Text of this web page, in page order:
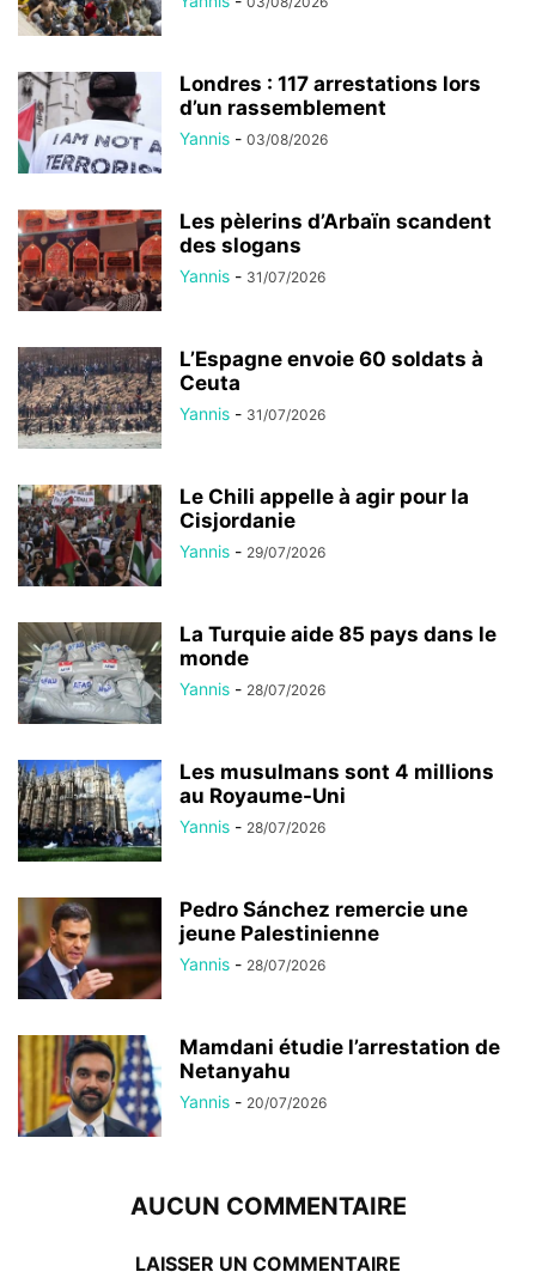
Londres : 117 arrestations lors
d’un rassemblement
Yannis - 03/08/2026
Les pèlerins d’Arbaïn scandent
des slogans
Yannis - 31/07/2026
L’Espagne envoie 60 soldats à
Ceuta
Yannis - 31/07/2026
Le Chili appelle à agir pour la
Cisjordanie
Yannis - 29/07/2026
La Turquie aide 85 pays dans le
monde
Yannis - 28/07/2026
Les musulmans sont 4 millions
au Royaume-Uni
Yannis - 28/07/2026
Pedro Sánchez remercie une
jeune Palestinienne
Yannis - 28/07/2026
Mamdani étudie l’arrestation de
Netanyahu
Yannis - 20/07/2026
AUCUN COMMENTAIRE
LAISSER UN COMMENTAIRE